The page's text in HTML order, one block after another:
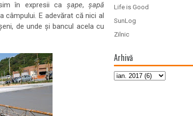
în expresii ca șape,șapă
câmpului. E adevărat că nici al
de unde și bancul acela cu
Life is Good
SunLog
Zilnic
Arhivă